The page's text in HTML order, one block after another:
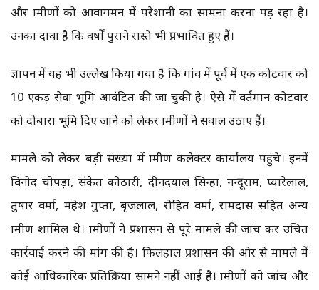
और ग्रामीणों को आवागमन में परेशानी का सामना करना पड़ रहा है।
उनका दावा है कि वर्षों पुराने रास्ते भी प्रभावित हुए हैं।
ज्ञापन में यह भी उल्लेख किया गया है कि गांव में पूर्व में एक कोटवार को
10 एकड़ सेवा भूमि आवंटित की जा चुकी है। ऐसे में वर्तमान कोटवार
को दोबारा भूमि दिए जाने को लेकर ग्रामीणों ने सवाल उठाए हैं।
मामले को लेकर बड़ी संख्या में ग्रामीण कलेक्टर कार्यालय पहुंचे। इनमें
विनोद चोपड़ा, संकेत कोठारी, दीनदयाल सिन्हा, नन्दूराम, प्यारेलाल,
तुषार वर्मा, महेश गुप्ता, बृजलाल, रोहित वर्मा, रामदास सहित अन्य
ग्रामीण शामिल थे। ग्रामीणों ने प्रशासन से पूरे मामले की जांच कर उचित
कार्रवाई करने की मांग की है। फिलहाल प्रशासन की ओर से मामले में
कोई आधिकारिक प्रतिक्रिया सामने नहीं आई है। ग्रामीणों को जांच और